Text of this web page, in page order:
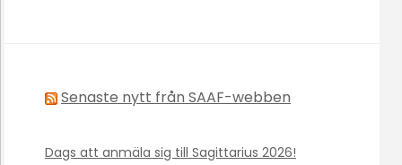
Senaste nytt från SAAF-webben
Dags att anmäla sig till Sagittarius 2026!